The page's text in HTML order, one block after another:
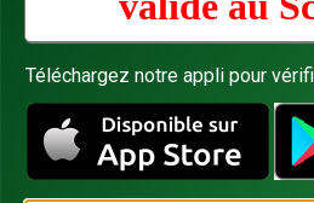
Téléchargez notre appli pour